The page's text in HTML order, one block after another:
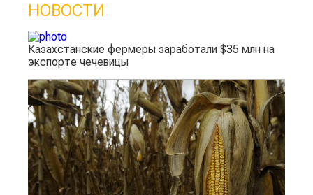
НОВОСТИ
Казахстанские фермеры заработали $35 млн на
экспорте чечевицы